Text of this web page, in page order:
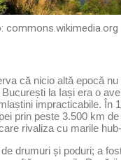
commons.wikimedia.org
că nicio altă epocă
la Iași era o
impracticabile. În
prin peste 3.500 km
rivaliza cu marile
drumuri și poduri; a